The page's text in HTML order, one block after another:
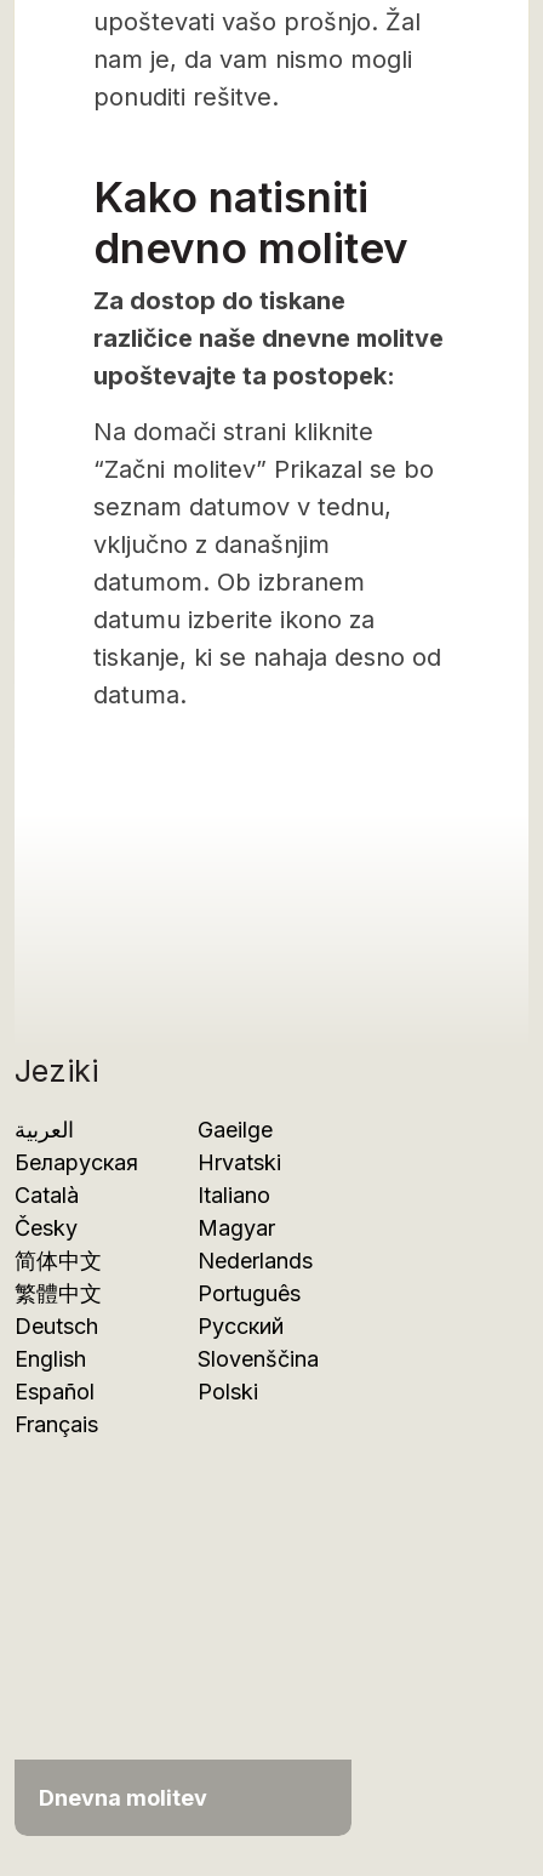
Jeziki
العربية
Беларуская
Català
Česky
简体中文
繁體中文
Deutsch
English
Español
Français
Gaeilge
Hrvatski
Italiano
Magyar
Nederlands
Português
Русский
Slovenščina
Polski
Dnevna molitev
upoštevati vašo prošnjo. Žal
nam je, da vam nismo mogli
ponuditi rešitve.
Kako natisniti
dnevno molitev
Za dostop do tiskane
različice naše dnevne molitve
upoštevajte ta postopek:
Na domači strani kliknite
“Začni molitev” Prikazal se bo
seznam datumov v tednu,
vključno z današnjim
datumom. Ob izbranem
datumu izberite ikono za
tiskanje, ki se nahaja desno od
datuma.